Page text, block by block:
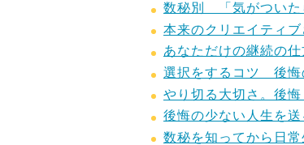
数秘別 「気がついた
本来のクリエイティ
あなただけの継続の
選択をするコツ 後悔
やり切る大切さ。後
後悔の少ない人生を
数秘を知ってから日